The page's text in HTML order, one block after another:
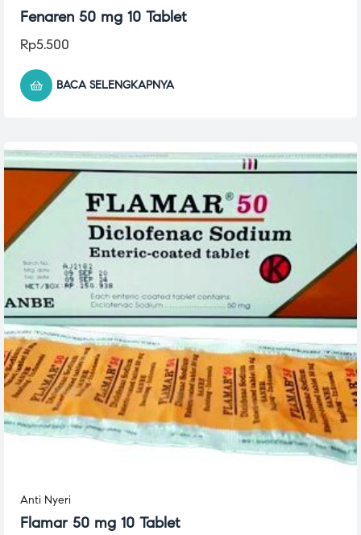
Fenaren 50 mg 10 Tablet
Rp5.500
BACA SELENGKAPNYA
Anti Nyeri
Flamar 50 mg 10 Tablet